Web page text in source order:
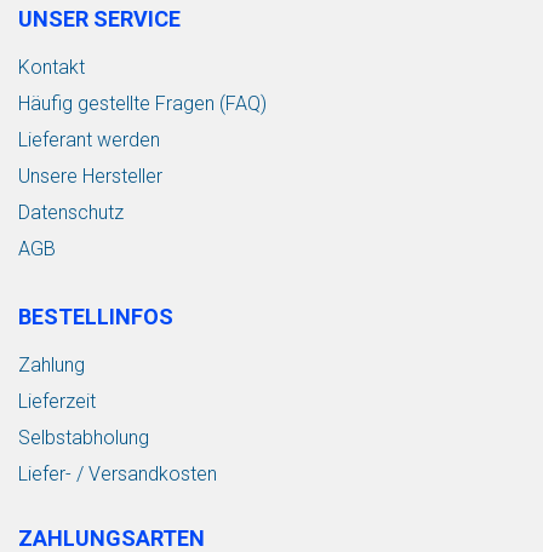
UNSER SERVICE
Kontakt
Häufig gestellte Fragen (FAQ)
Lieferant werden
Unsere Hersteller
Datenschutz
AGB
BESTELLINFOS
Zahlung
Lieferzeit
Selbstabholung
Liefer- / Versandkosten
ZAHLUNGSARTEN